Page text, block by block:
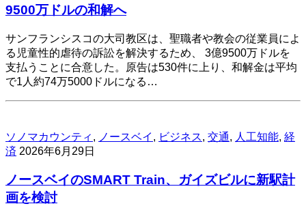
9500万ドルの和解へ
サンフランシスコの大司教区は、聖職者や教会の従業員によ
る児童性的虐待の訴訟を解決するため、 3億9500万ドルを
支払うことに合意した。原告は530件に上り、和解金は平均
で1人約74万5000ドルになる…
ソノマカウンティ , ノースベイ , ビジネス, 交通, 人工知能, 経
済 2026年6月29日
ノースベイのSMART Train、ガイズビルに新駅計
画を検討